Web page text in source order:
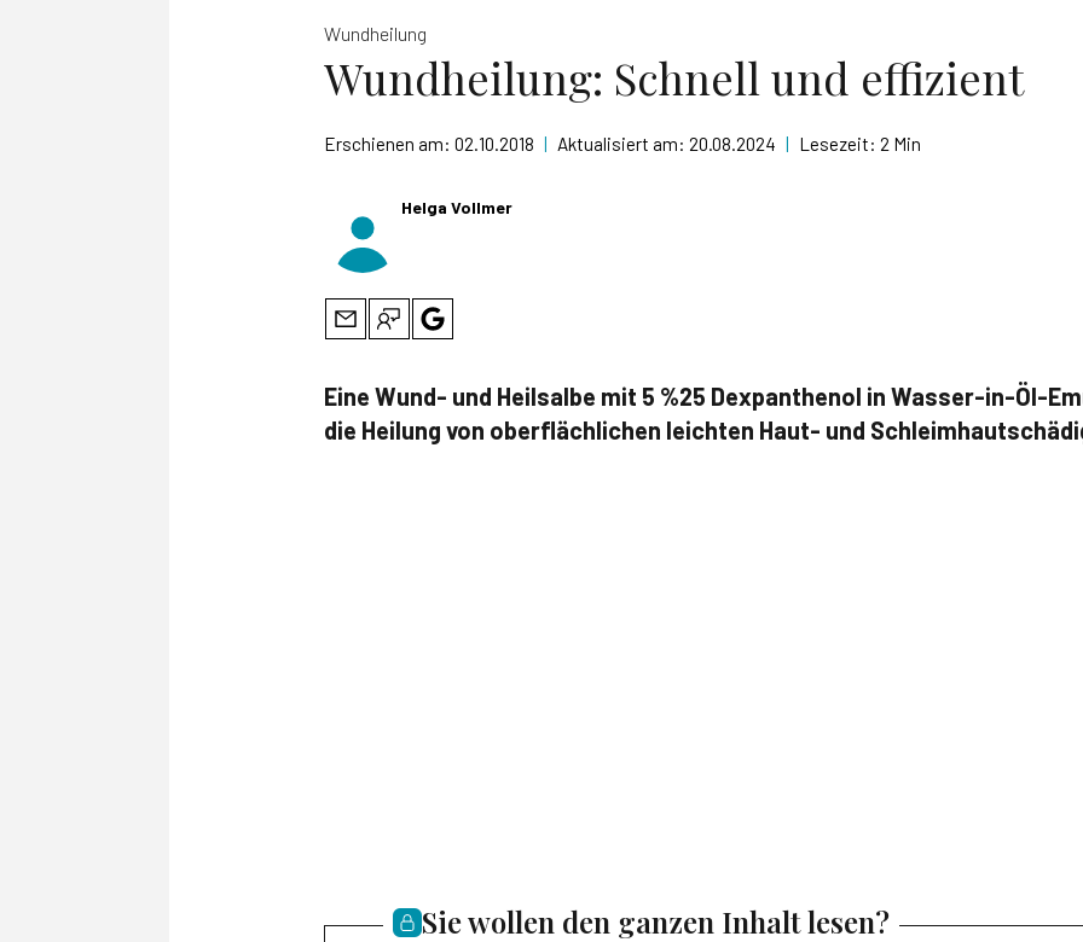
Wundheilung
Wundheilung: Schnell und effizient
Erschienen am: 02.10.2018 | Aktualisiert am: 20.08.2024 | Lesezeit: 2 Min
Helga Vollmer
Eine Wund- und Heilsalbe mit 5 %25 Dexpanthenol in Wasser-in-Öl-
die Heilung von oberflächlichen leichten Haut- und
Sie wollen den ganzen Inhalt lesen?